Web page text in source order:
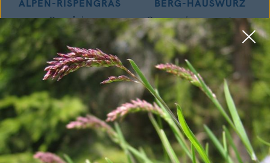
ALPEN-RISPENGRAS
Poa alpina
BERG-HAUSWURZ
Sempervivum montanum